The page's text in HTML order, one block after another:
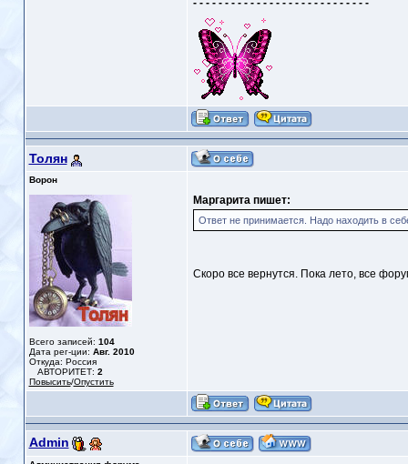
- - - - - - - - - - - - - - - - - - - - - - - - - - - -
Толян
Ворон
Всего записей: 104
Дата рег-ции: Авг. 2010
Откуда: Россия
АВТОРИТЕТ: 2
Повысить/Опустить
Маргарита пишет:
Ответ не принимается. Надо находить в
Скоро все вернутся. Пока лето, все
Admin